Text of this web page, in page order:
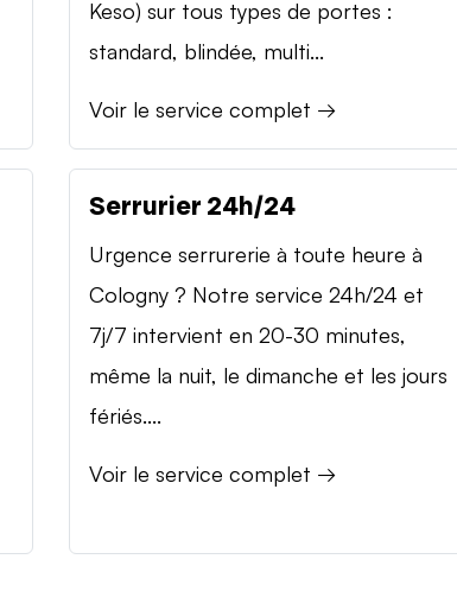
Keso) sur tous types de portes :
standard, blindée, multi...
Voir le service complet →
Serrurier 24h/24
Urgence serrurerie à toute heure à
Cologny ? Notre service 24h/24 et
7j/7 intervient en 20-30 minutes,
même la nuit, le dimanche et les jours
fériés....
Voir le service complet →